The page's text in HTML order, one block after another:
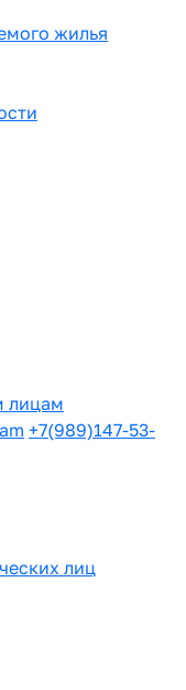
жилья
лицам
+7(989)147-53-
лиц